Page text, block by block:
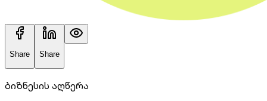
Share Share
ბიზნესის აღწერა